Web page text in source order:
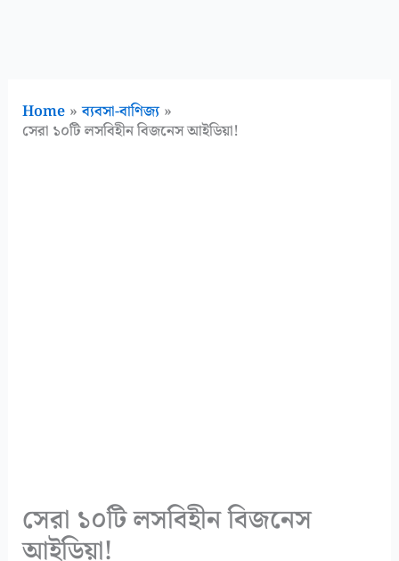
Home
ব্যবসা-বাণিজ্য
সেরা ১০টি লসবিহীন বিজনেস আইডিয়া!
সেরা ১০টি লসবিহীন বিজনেস
আইডিয়া!